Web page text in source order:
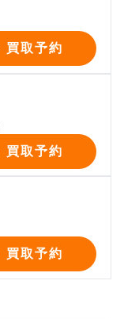
買取予約
買取予約
買取予約